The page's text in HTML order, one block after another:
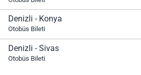
Denizli - Konya
Otobüs Bileti
Denizli - Sivas
Otobüs Bileti